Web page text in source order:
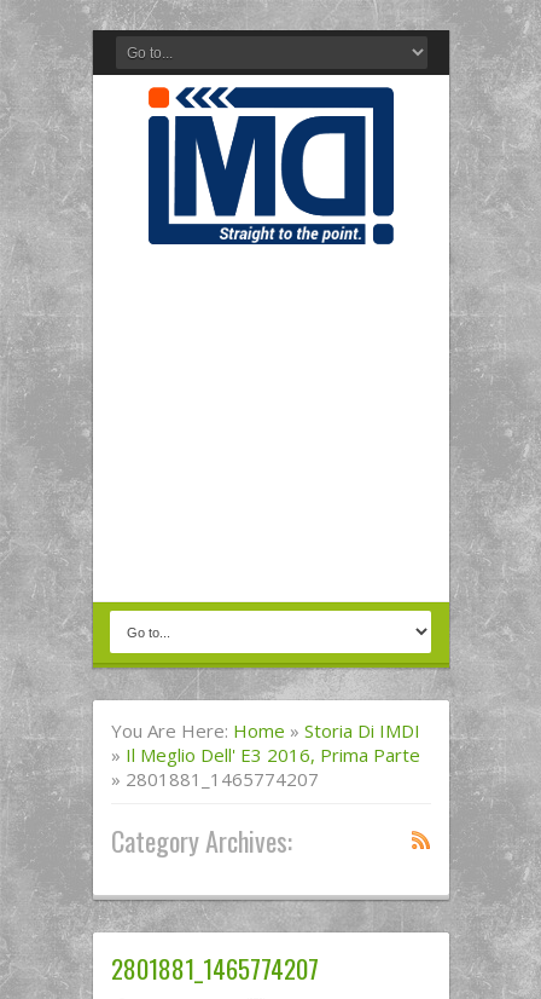
You Are Here: Home » Storia Di IMDI
» Il Meglio Dell' E3 2016, Prima Parte
» 2801881_1465774207
Category Archives:
2801881_1465774207